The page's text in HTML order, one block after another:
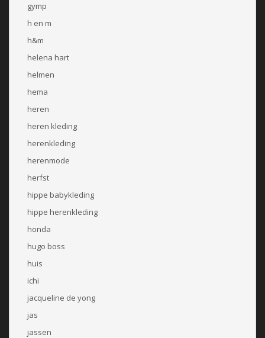
gymp
h en m
h&m
helena hart
helmen
hema
heren
heren kleding
herenkleding
herenmode
herfst
hippe babykleding
hippe herenkleding
honda
hugo boss
huis
ichi
jacqueline de yong
jas
jassen